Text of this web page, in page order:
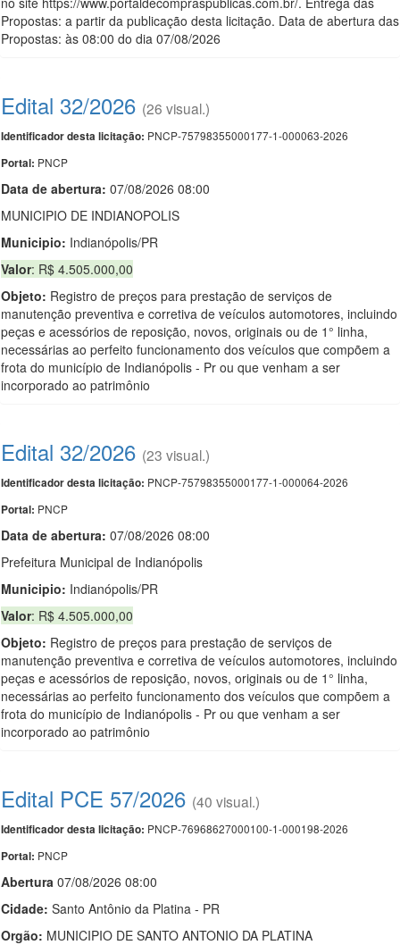
Propostas: a partir da publicação desta licitação. Data de abertura das
Propostas: às 08:00 do dia 07/08/2026
Edital 32/2026 (26 visual.)
Identificador desta licitação: PNCP-75798355000177-1-000063-2026
Portal: PNCP
Data de abertura: 07/08/2026 08:00
MUNICIPIO DE INDIANOPOLIS
Municipio: Indianópolis/PR
Valor: R$ 4.505.000,00
Objeto: Registro de preços para prestação de serviços de
manutenção preventiva e corretiva de veículos automotores, incluindo
peças e acessórios de reposição, novos, originais ou de 1° linha,
necessárias ao perfeito funcionamento dos veículos que compõem a
frota do município de Indianópolis - Pr ou que venham a ser
incorporado ao patrimônio
Edital 32/2026 (23 visual.)
Identificador desta licitação: PNCP-75798355000177-1-000064-2026
Portal: PNCP
Data de abertura: 07/08/2026 08:00
Prefeitura Municipal de Indianópolis
Municipio: Indianópolis/PR
Valor: R$ 4.505.000,00
Objeto: Registro de preços para prestação de serviços de
manutenção preventiva e corretiva de veículos automotores, incluindo
peças e acessórios de reposição, novos, originais ou de 1° linha,
necessárias ao perfeito funcionamento dos veículos que compõem a
frota do município de Indianópolis - Pr ou que venham a ser
incorporado ao patrimônio
Edital PCE 57/2026 (40 visual.)
Identificador desta licitação: PNCP-76968627000100-1-000198-2026
Portal: PNCP
Abertura 07/08/2026 08:00
Cidade: Santo Antônio da Platina - PR
Orgão: MUNICIPIO DE SANTO ANTONIO DA PLATINA